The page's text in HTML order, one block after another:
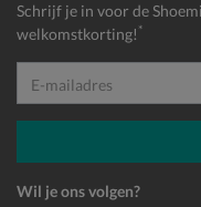
Schrijf je in voor de
welkomstkorting! *
E-mailadres
Wil je ons volgen?